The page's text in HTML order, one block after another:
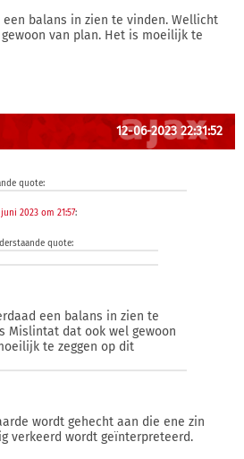
een balans in zien te vinden. Wellicht
van plan. Het is moeilijk te
12-06-2023 22:31:52
quote:
juni 2023 om 21:57:
quote:
een balans in zien te
Mislintat dat ook wel gewoon
te zeggen op dit
wordt gehecht aan die ene zin
verkeerd wordt geïnterpreteerd.